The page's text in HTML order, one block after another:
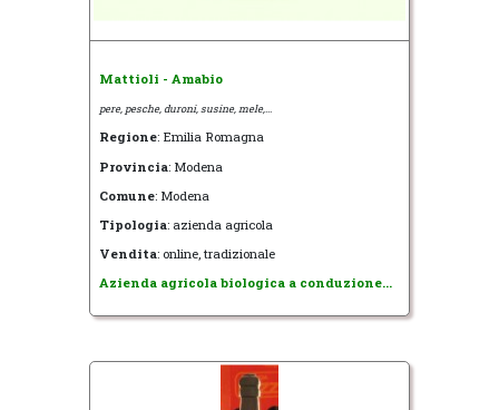
Mattioli - Amabio
pere, pesche, duroni, susine, mele,...
Regione: Emilia Romagna
Provincia: Modena
Comune: Modena
Tipologia: azienda agricola
Vendita: online, tradizionale
Azienda agricola biologica a conduzione...